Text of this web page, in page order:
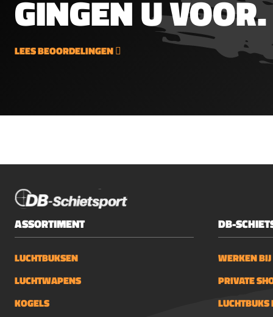
GINGEN U VOOR.
LEES BEOORDELINGEN
ASSORTIMENT
LUCHTBUKSEN
LUCHTWAPENS
KOGELS
DB-
WERKEN
PRIVATE
LUCHTBUKS